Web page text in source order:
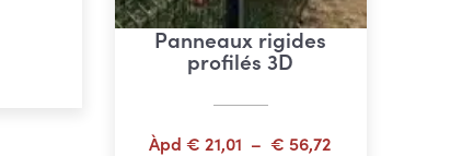
Panneaux rigides
profilés 3D
Àpd€ 21,01 – € 56,72